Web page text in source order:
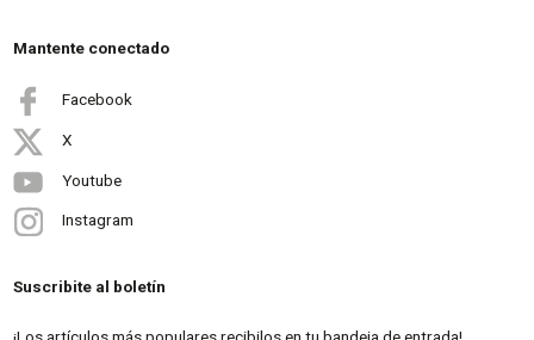
Mantente conectado
Facebook
X
Youtube
Instagram
Suscribite al boletín